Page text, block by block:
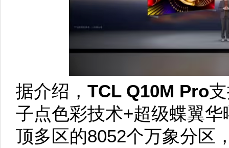
据介绍， TCL Q10M Pro
子点色彩技术+超级蝶翼
顶多区的8052个万象分区